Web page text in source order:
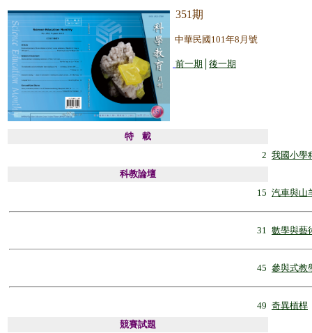
351期
中華民國101年8月號
前一期 後一期
特
載
2 我國小學
科教論壇
15 汽車與山
31 數學與藝
45 參與式教
49 奇異槓桿
競賽試題